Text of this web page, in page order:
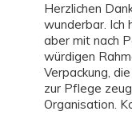
Herzlichen Dank, die Handschuhe sind
wunderbar. Ich
aber mit nach
würdigen
Verpackung,
zur Pflege
Organisation.